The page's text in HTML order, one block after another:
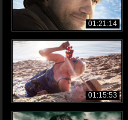
01:21:14
01:15:53